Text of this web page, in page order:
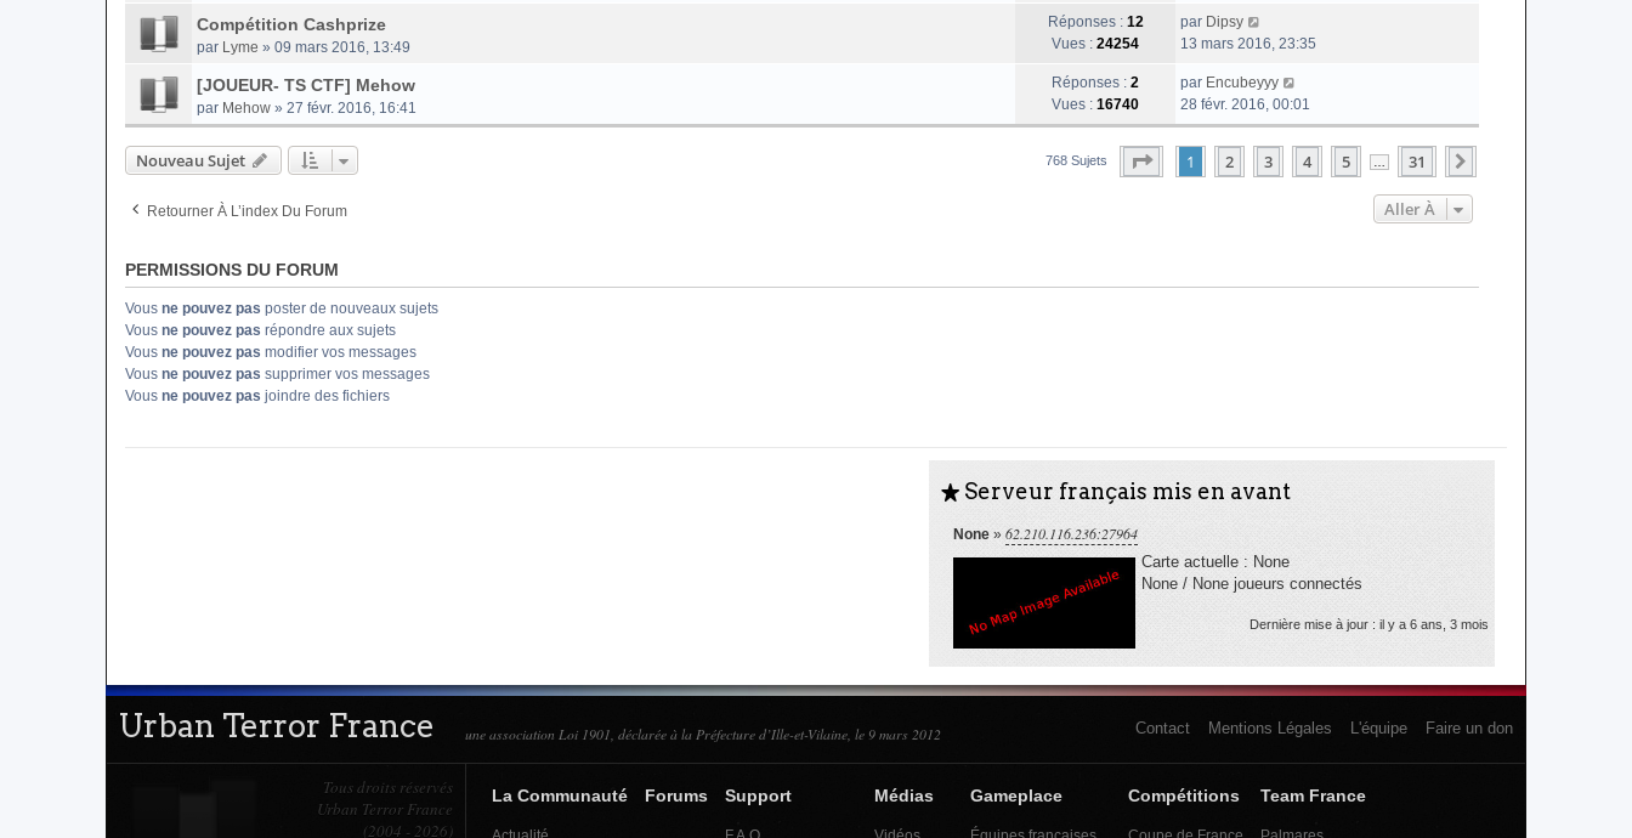
Compétition Cashprize
par Lyme » 09 mars 2016, 13:49
Réponses : 12
Vues : 24254
par Dipsy
13 mars 2016, 23:35
[JOUEUR- TS CTF] Mehow
par Mehow » 27 févr. 2016, 16:41
Réponses : 2
Vues : 16740
par Encubeyyy
28 févr. 2016, 00:01
Nouveau Sujet 768 Sujets Page Sur
1 2 3 4 5 31
Retourner À L’index Du Forum Aller À
PERMISSIONS DU FORUM
Vous ne pouvez pas poster de nouveaux sujets
Vous ne pouvez pas répondre aux sujets
Vous ne pouvez pas modifier vos messages
Vous ne pouvez pas supprimer vos messages
Vous ne pouvez pas joindre des fichiers
S Serveur français mis en avant
None » 62.210.116.236:27964
Carte actuelle : None
None / None joueurs connectés
Dernière mise à jour : il y a 6 ans, 3 mois
Urban Terror France une association Loi 1901, déclarée à la Préfecture d’Ille-et-Vilaine, le 9 mars 2012 Faire un don
L'équipe
Mentions Légales
Contact
Tous droits réservés
Urban Terror France
(2004 - 2026)
La Communauté Forums Support Médias Gameplace Compétitions Team France